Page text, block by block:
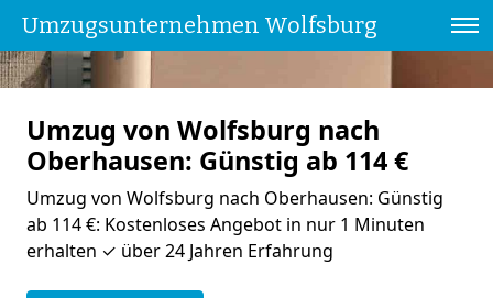
Umzugsunternehmen Wolfsburg
Umzug von Wolfsburg nach
Oberhausen: Günstig ab 114 €
Umzug von Wolfsburg nach Oberhausen: Günstig
ab 114 €: Kostenloses Angebot in nur 1 Minuten
erhalten ✓ über 24 Jahren Erfahrung